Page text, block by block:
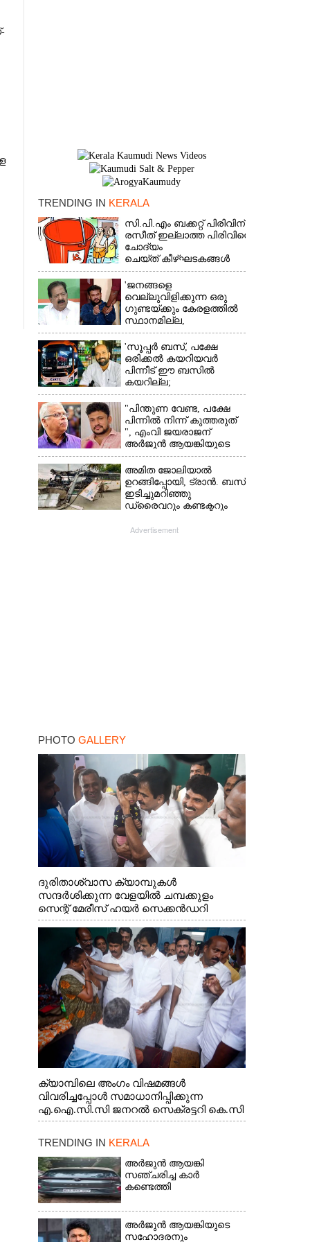
TRENDING IN KERALA
സി.പി.എം ബക്കറ്റ് പിരിവിന്:
രസീത് ഇല്ലാത്ത പിരിവിനെ
ചോദ്യം
ചെയ്ത് കീഴ്ഘടകങ്ങൾ
'ജനങ്ങളെ
വെല്ലുവിളിക്കുന്ന ഒരു
ഗുണ്ടയ്ക്കും കേരളത്തിൽ
സ്ഥാനമില്ല,​
അവരെല്ലാം
പൊലീസിന്റെ
നിരീക്ഷണത്തിലാണ്'
'സൂപ്പർ ബസ്, പക്ഷേ
ഒരിക്കൽ കയറിയവർ
പിന്നീട് ഈ ബസിൽ
കയറില്ല;
കെഎസ്ആർടിസിക്ക്
നഷ്ടം അരലക്ഷം
രൂപയോളം'
"പിന്തുണ വേണ്ട,​ പക്ഷേ
പിന്നിൽ നിന്ന് കുത്തരുത്
", എംവി ജയരാജന്
അർജുൻ ആയങ്കിയുടെ
മറുപടി
അമിത ജോലിയാൽ
ഉറങ്ങിപ്പോയി, ട്രാൻ. ബസ്
ഇടിച്ചുമറിഞ്ഞു
ഡ്രൈവറും കണ്ടക്ടറും
-ബെംഗളൂരു
Advertisement
PHOTO GALLERY
ദുരിതാശ്വാസ ക്യാമ്പുകൾ
സന്ദർശിക്കുന്ന വേളയിൽ ചമ്പക്കുളം
സെന്റ് മേരീസ് ഹയർ സെക്കൻഡറി
സ്കൂളിലെ ക്യാമ്പിലെത്തിയ എ.ഐ.സി.സി
ജനറൽ സെക്രട്ടറി കെ.സി
വേണുഗോപാൽ എം.പി കുരുന്നിനെ
എടുത്ത് ലാളിച്ചപ്പോൾ. സഹകരണ-
എക്സൈസ് വകുപ്പ് മന്ത്രി എം. ലിജു,
കൃഷിവകുപ്പ് മന്ത്രി ടി. സിദ്ദിഖ്, റെജി
ചെറിയാൻ എം. എൽ. എ എന്നിവർ സമീപം
ക്യാമ്പിലെ അംഗം വിഷമങ്ങൾ
വിവരിച്ചപ്പോൾ സമാധാനിപ്പിക്കുന്ന
എ.ഐ.സി.സി ജനറൽ സെക്രട്ടറി കെ.സി
വേണുഗോപാൽ എം.പി. സഹകരണ-
എന്നിവർ
TRENDING IN KERALA
അർജുൻ ആയങ്കി
സഞ്ചരിച്ച കാർ
കണ്ടെത്തി
അർജുൻ ആയങ്കിയുടെ
സഹോദരനും
×